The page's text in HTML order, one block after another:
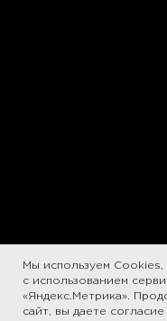
Мы используем Cookies,
с использованием
«Яндекс.Метрика».
сайт, вы даете